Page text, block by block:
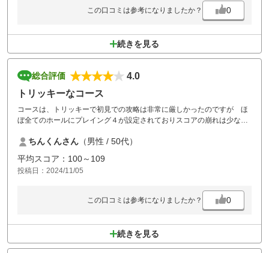
この口コミは参考になりましたか？ 0
続きを見る
総合評価
4.0
トリッキーなコース
コースは、トリッキーで初見での攻略は非常に厳しかったのですが ほ
ぼ全てのホールにプレイング４が設定されておりスコアの崩れは少なか
の攻略してみたいです。スタッフの方々は、皆さん明るく笑顔で接して
頂き好印象でした。
ちんくんさん （男性 / 50代）
平均スコア：100～109
投稿日：2024/11/05
この口コミは参考になりましたか？ 0
続きを見る